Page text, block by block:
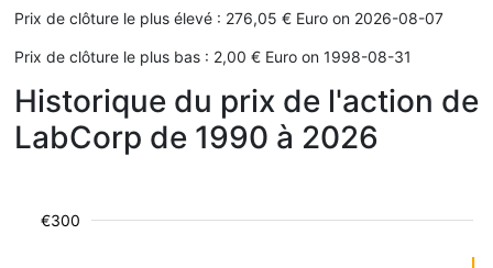
Prix de clôture le plus élevé : 276,05 € Euro on 2026-08-07
Prix de clôture le plus bas : 2,00 € Euro on 1998-08-31
Historique du prix de l'action de
LabCorp de 1990 à 2026
€300